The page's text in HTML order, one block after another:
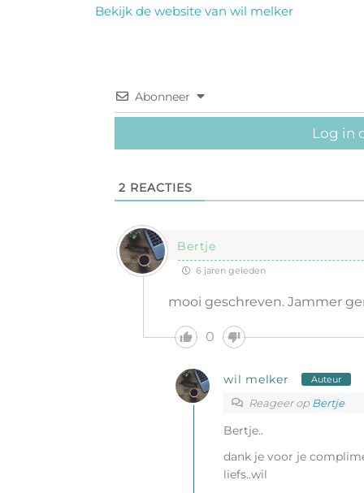
Bekijk de website van wil melker
Abonneer
Log in
2 REACTIES
Bertje
6 jaren geleden
mooi geschreven. Jammer
0
wil melker Auteur
Reageer op Bertje
Bertje..
dank je voor je
liefs..wil